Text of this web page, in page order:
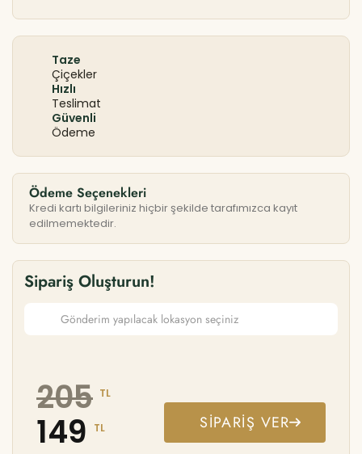
Sipariş Oluşturun!
205 TL
149 TL SIPARIŞ VER
Taze
Çiçekler
Hızlı
Teslimat
Güvenli
Ödeme
Ödeme Seçenekleri
Kredi kartı bilgileriniz hiçbir şekilde tarafımızca kayıt
edilmemektedir.